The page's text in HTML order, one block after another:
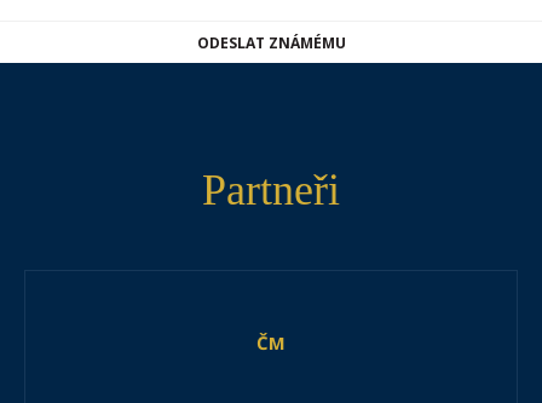
ODESLAT ZNÁMÉMU
Partneři
ČM